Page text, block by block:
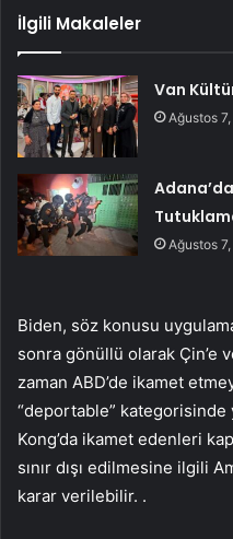
İlgili Makaleler
Van
Ağustos
Ağustos
Biden, söz konusu
sonra gönüllü olarak Çin’e
zaman ABD’de ikamet
“deportable” kategorisinde
Kong’da ikamet edenleri
sınır dışı edilmesine ilgili
karar verilebilir. .